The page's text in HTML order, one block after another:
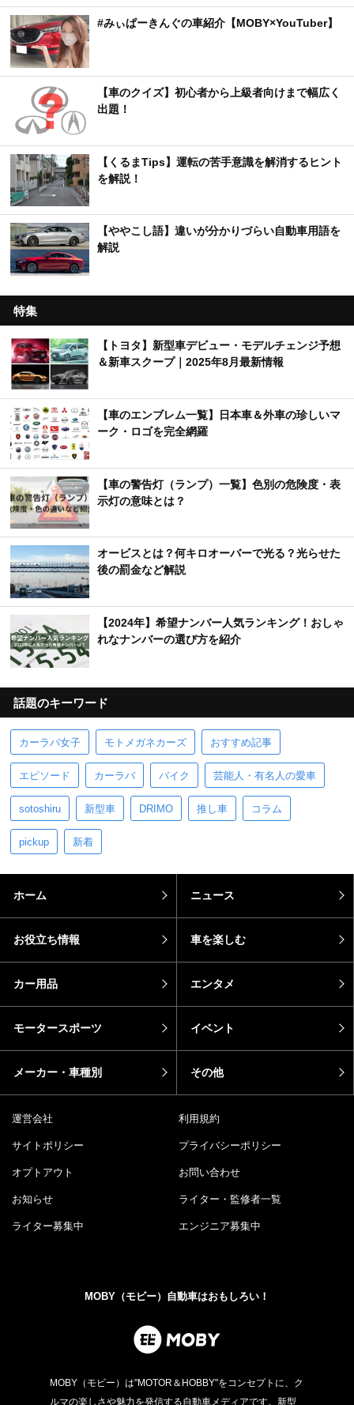
#みぃぱーきんぐの車紹介【MOBY×YouTuber】
【車のクイズ】初心者から上級者向けまで幅広く
出題！
【くるまTips】運転の苦手意識を解消するヒント
を解説！
【ややこし語】違いが分かりづらい自動車用語を
解説
特集
【トヨタ】新型車デビュー・モデルチェンジ予想
＆新車スクープ｜2025年8月最新情報
【車のエンブレム一覧】日本車＆外車の珍しいマ
ーク・ロゴを完全網羅
【車の警告灯（ランプ）一覧】色別の危険度・表
示灯の意味とは？
オービスとは？何キロオーバーで光る？光らせた
後の罰金など解説
【2024年】希望ナンバー人気ランキング！おしゃ
れなナンバーの選び方を紹介
話題のキーワード
カーラバ女子 モトメガネカーズ おすすめ記事
エピソード カーラバ バイク 芸能人・有名人の愛車
sotoshiru 新型車 DRIMO 推し車 コラム
pickup 新着
ホーム ニュース
お役立ち情報 車を楽しむ
カー用品 エンタメ
モータースポーツ イベント
メーカー・車種別 その他
運営会社 利用規約
サイトポリシー プライバシーポリシー
オプトアウト お問い合わせ
お知らせ ライター・監修者一覧
ライター募集中 エンジニア募集中
MOBY（モビー）自動車はおもしろい！
MOBY（モビー）は"MOTOR＆HOBBY"をコンセプトに、ク
ルマの楽しさや魅力を発信する自動車メディアです。新型